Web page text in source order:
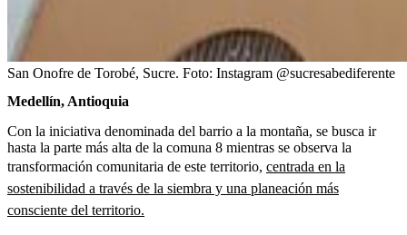
San Onofre de Torobé, Sucre. Foto: Instagram @sucresabediferente
Medellín, Antioquia
Con la iniciativa denominada del barrio a la montaña, se busca ir
hasta la parte más alta de la comuna 8 mientras se observa la
transformación comunitaria de este territorio, centrada en la
sostenibilidad a través de la siembra y una planeación más
consciente del territorio.